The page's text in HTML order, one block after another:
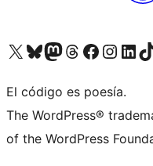
Visita nuestra cuenta de X (anteriormente Twitter)
Visita nuestra cuenta de Bluesky
Visita nuestra cuenta de Mastodon
Visita nuestra cuenta de Threads
Visita nuestra página de
Visita nuestra
Visita Visita
El código es poesía.
The WordPress®
of the WordPress